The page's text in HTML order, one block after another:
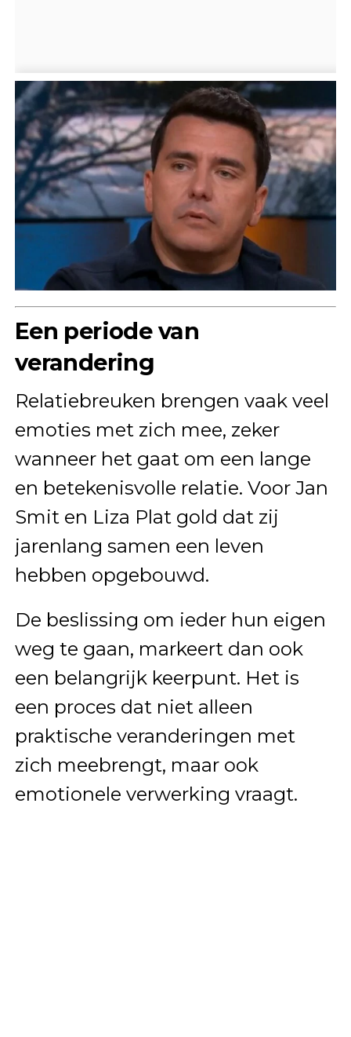
Een periode van
verandering
Relatiebreuken brengen vaak veel
emoties met zich mee, zeker
wanneer het gaat om een lange
en betekenisvolle relatie. Voor Jan
Smit en Liza Plat gold dat zij
jarenlang samen een leven
hebben opgebouwd.
De beslissing om ieder hun eigen
weg te gaan, markeert dan ook
een belangrijk keerpunt. Het is
een proces dat niet alleen
praktische veranderingen met
zich meebrengt, maar ook
emotionele verwerking vraagt.